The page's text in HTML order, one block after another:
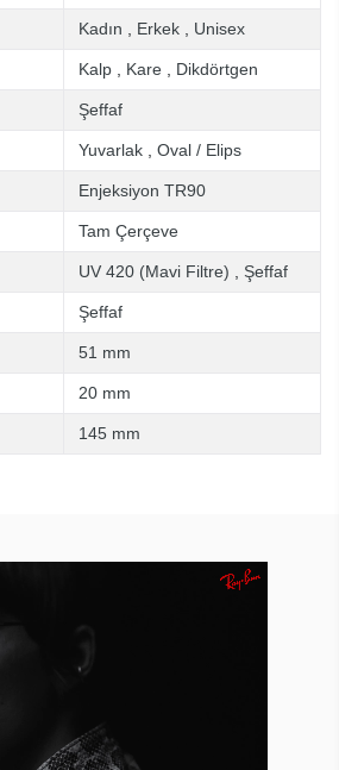
Kadın Erkek Unisex
Kalp Kare Dikdörtgen
Şeffaf
Yuvarlak Oval / Elips
Enjeksiyon TR90
Tam Çerçeve
UV 420 (Mavi Filtre) Şeffaf
Şeffaf
51 mm
20 mm
145 mm